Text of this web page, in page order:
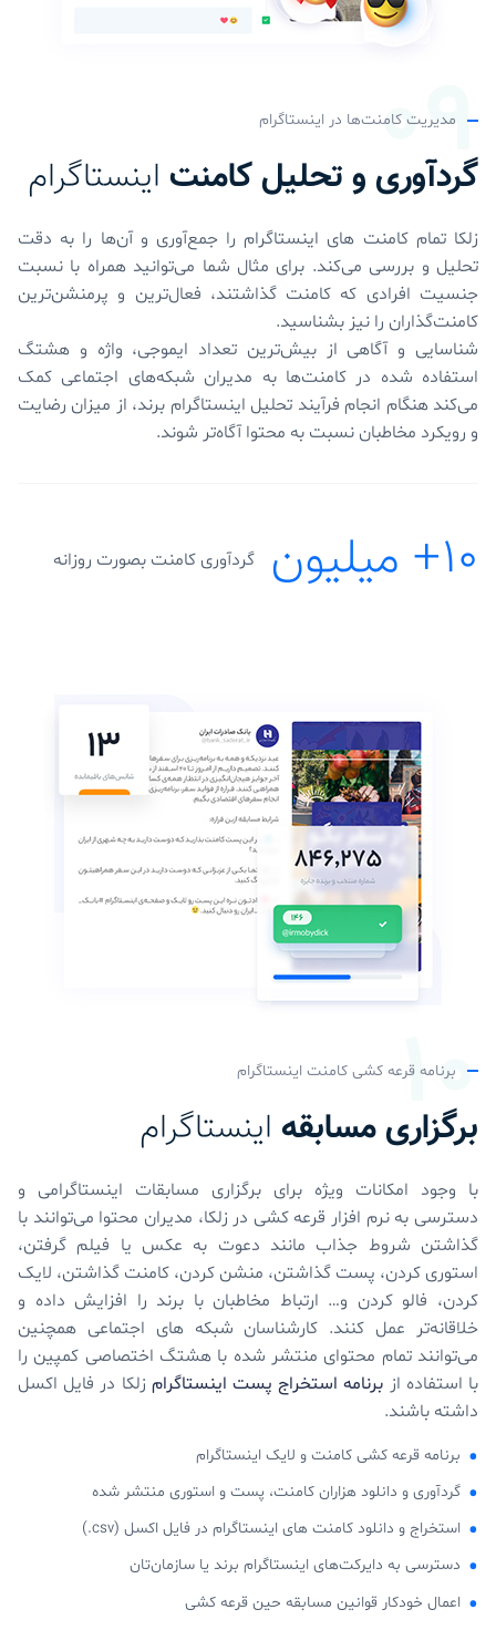
مدیریت کامنت‌ها در اینستاگرام
گردآوری و تحلیل کامنت اینستاگرام
زلکا تمام کامنت های اینستاگرام را جمع‌آوری و آ‌ن‌ها را به دقت
تحلیل و بررسی می‌کند. برای مثال شما می‌توانید همراه با نسبت
جنسیت افرادی که کامنت گذاشتند، فعال‌ترین و پرمنشن‌ترین‌
کامنت‌گذاران را نیز بشناسید.
شناسایی و آگاهی از بیش‌ترین تعداد ایموجی، واژه و هشتگ
استفاده شده در کامنت‌ها به مدیران شبکه‌های اجتماعی کمک
می‌کند هنگام انجام فرآیند تحلیل اینستاگرام برند، از میزان رضایت
و رویکرد مخاطبان نسبت به محتوا آگاه‌تر شوند.
10+ میلیون گردآوری کامنت بصورت روزانه
برنامه قرعه کشی کامنت اینستاگرام
برگزاری مسابقه اینستاگرام
با وجود امکانات ویژه برای برگزاری مسابقات اینستاگرامی و
دسترسی به نرم افزار قرعه کشی در زلکا، مدیران محتوا می‌توانند با
گذاشتن شروط جذاب مانند دعوت به عکس یا فیلم گرفتن،
استوری کردن، پست گذاشتن، منشن کردن، کامنت گذاشتن، لایک
کردن، فالو کردن و… ارتباط مخاطبان با برند را افزایش داده و
خلاقانه‌تر عمل کنند. کارشناسان شبکه های اجتماعی همچنین
می‌توانند تمام محتوای منتشر شده با هشتگ اختصاصی کمپین را
با استفاده از برنامه استخراج پست اینستاگرام زلکا در فایل اکسل
داشته باشند.
برنامه قرعه‌ کشی کامنت و لایک اینستاگرام
گرد‌آوری و دانلود هزاران کامنت، پست و استوری‌ منتشر شده
استخراج و دانلود کامنت‌ های اینستاگرام در فایل اکسل (csv.)
دسترسی به دایرکت‌های اینستاگرام برند یا سازمان‌تان
اعمال خودکار قوانین مسابقه حین قرعه کشی